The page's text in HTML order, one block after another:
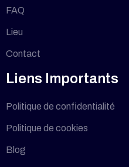
FAQ
Lieu
Contact
Liens Importants
Politique de confidentialité
Politique de cookies
Blog